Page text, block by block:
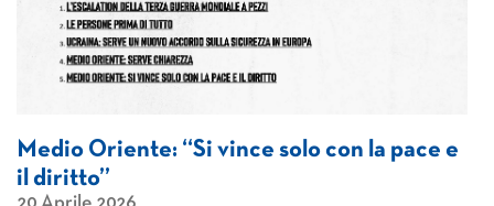
Medio Oriente: “Si vince solo con la pace e
il diritto”